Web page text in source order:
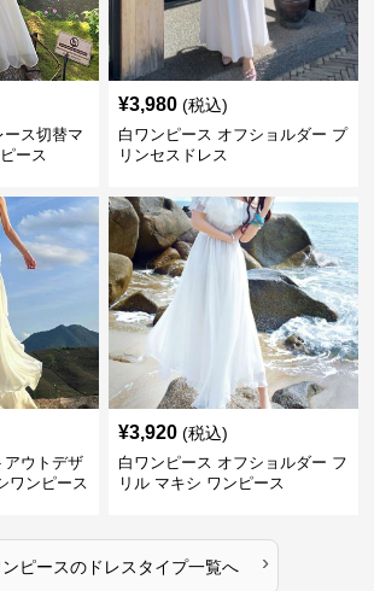
ス切替マ
ース
¥3,980 (税込)
白ワンピース オフショルダー プ
リンセスドレス
アウトデザ
ワンピース
¥3,920 (税込)
白ワンピース オフショルダー フ
リル マキシ ワンピース
ピースのドレスタイプ一覧へ ›